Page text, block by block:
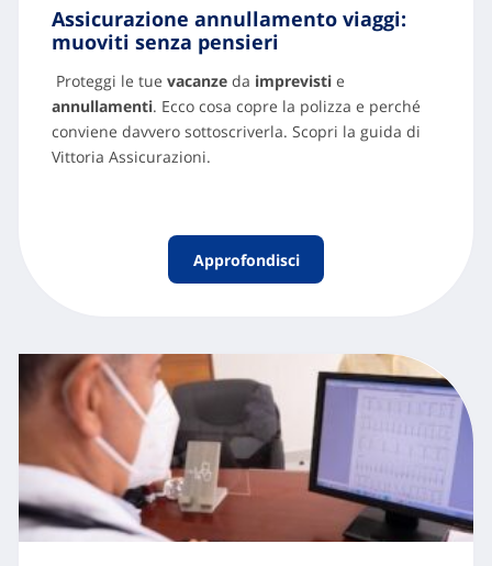
Assicurazione annullamento viaggi:
muoviti senza pensieri
Proteggi le tue vacanze da imprevisti e
annullamenti. Ecco cosa copre la polizza e perché
conviene davvero sottoscriverla. Scopri la guida di
Vittoria Assicurazioni.
Approfondisci